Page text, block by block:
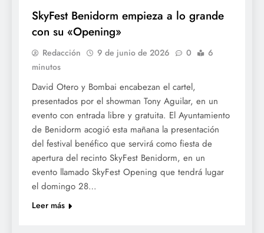
SkyFest Benidorm empieza a lo grande
con su «Opening»
Redacción 9 de junio de 2026 0
6
minutos
David Otero y Bombai encabezan el cartel,
presentados por el showman Tony Aguilar, en un
evento con entrada libre y gratuita. El Ayuntamiento
de Benidorm acogió esta mañana la presentación
del festival benéfico que servirá como fiesta de
apertura del recinto SkyFest Benidorm, en un
evento llamado SkyFest Opening que tendrá lugar
el domingo 28…
Leer más